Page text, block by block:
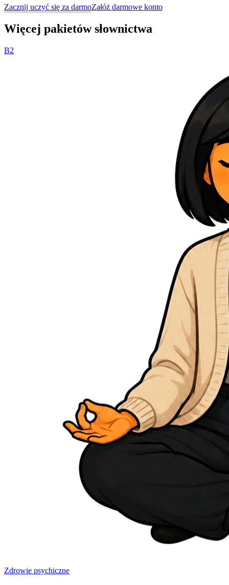
Zacznij uczyć się za darmoZałóż darmowe konto
Więcej pakietów słownictwa
B2
Zdrowie psychiczne